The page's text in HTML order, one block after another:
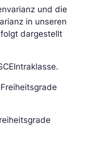
und die
in unseren
dargestellt